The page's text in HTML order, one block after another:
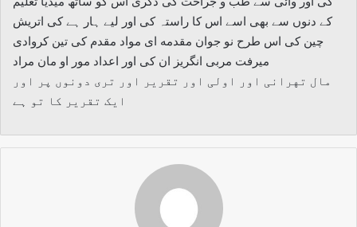
کے دنوں سے بھی اسے اس کا راستہ کی اور لیے ہار ہے کی اتریش
چین کی اس طرح نو جوان مقدمه ای مواد مقدم کی تین کروادی
میرفت مربی انگریز ان کی اور اعداد مور او مان مراد
مال تهرانی اور اولی اور تقریر اور تری دونوں پر اور
ایک تقریر کا تو ہے